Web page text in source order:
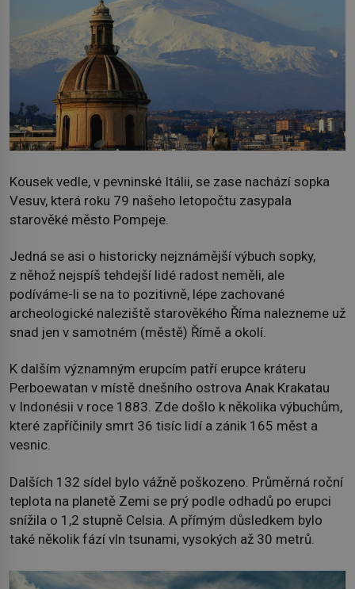
Kousek vedle, v pevninské Itálii, se zase nachází sopka
Vesuv, která roku 79 našeho letopočtu zasypala
starověké město Pompeje.
Jedná se asi o historicky nejznámější výbuch sopky,
z něhož nejspíš tehdejší lidé radost neměli, ale
podíváme-li se na to pozitivně, lépe zachované
archeologické naleziště starověkého Říma nalezneme už
snad jen v samotném (městě) Římě a okolí.
K dalším významným erupcím patří erupce kráteru
Perboewatan v místě dnešního ostrova Anak Krakatau
v Indonésii v roce 1883. Zde došlo k několika výbuchům,
které zapříčinily smrt 36 tisíc lidí a zánik 165 měst a
vesnic.
Dalších 132 sídel bylo vážně poškozeno. Průměrná roční
teplota na planetě Zemi se prý podle odhadů po erupci
snížila o 1,2 stupně Celsia. A přímým důsledkem bylo
také několik fází vln tsunami, vysokých až 30 metrů.